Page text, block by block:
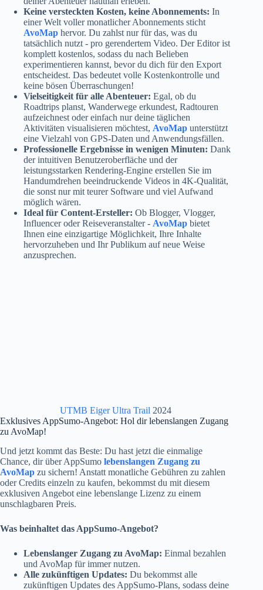
Keine versteckten Kosten, keine Abonnements: In
einer Welt voller monatlicher Abonnements sticht
AvoMap hervor. Du zahlst nur für das, was du
tatsächlich nutzt - pro gerendertem Video. Der Editor ist
komplett kostenlos, sodass du nach Belieben
experimentieren kannst, bevor du dich für den Export
entscheidest. Das bedeutet volle Kostenkontrolle und
keine bösen Überraschungen!
Vielseitigkeit für alle Abenteuer: Egal, ob du
Roadtrips planst, Wanderwege erkundest, Radtouren
aufzeichnest oder einfach nur deine täglichen
Aktivitäten visualisieren möchtest, AvoMap unterstützt
eine Vielzahl von GPS-Daten und Anwendungsfällen.
Professionelle Ergebnisse in wenigen Minuten: Dank
der intuitiven Benutzeroberfläche und der
leistungsstarken Rendering-Engine erstellen Sie im
Handumdrehen beeindruckende Videos in 4K-Qualität,
die sonst nur mit teurer Software und viel Aufwand
möglich wären.
Ideal für Content-Ersteller: Ob Blogger, Vlogger,
Influencer oder Reiseveranstalter - AvoMap bietet
Ihnen eine einzigartige Möglichkeit, Ihre Inhalte
hervorzuheben und Ihr Publikum auf neue Weise
anzusprechen.
UTMB Eiger Ultra Trail 2024
Exklusives AppSumo-Angebot: Hol dir lebenslangen Zugang
zu AvoMap!
Und jetzt kommt das Beste: Du hast jetzt die einmalige
Chance, dir über AppSumo lebenslangen Zugang zu
AvoMap zu sichern! Anstatt monatliche Gebühren zu zahlen
oder Credits einzeln zu kaufen, bekommst du mit diesem
exklusiven Angebot eine lebenslange Lizenz zu einem
unschlagbaren Preis.
Was beinhaltet das AppSumo-Angebot?
Lebenslanger Zugang zu AvoMap: Einmal bezahlen
und AvoMap für immer nutzen.
Alle zukünftigen Updates: Du bekommst alle
zukünftigen Updates des AppSumo-Plans, sodass deine